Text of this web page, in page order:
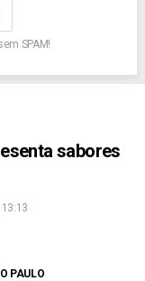
SPAM!
sabores
PAULO